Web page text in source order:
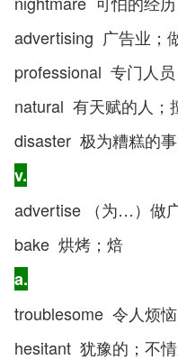
advertising 广告业；
professional 专门人
natural 有天赋的人；
disaster 极为糟糕的
v.
advertise （为…）做
bake 烘烤；焙
a.
troublesome 令人烦
hesitant 犹豫的；不